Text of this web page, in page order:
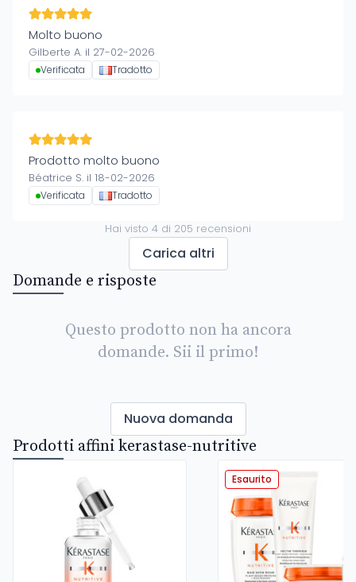
Molto buono
Gilberte A. il 27-02-2026
Verificata Tradotto
Prodotto molto buono
Béatrice S. il 18-02-2026
Verificata Tradotto
Hai visto 4 di 205 recensioni
Carica altri
Domande e risposte
Questo prodotto non ha ancora
domande. Sii il primo!
Nuova domanda
Prodotti affini kerastase-nutritive
Esaurito